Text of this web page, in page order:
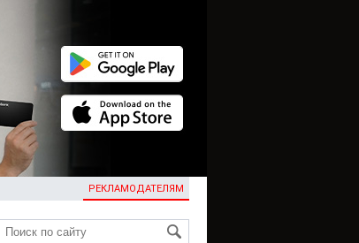
РЕКЛАМОДАТЕЛЯМ
KG